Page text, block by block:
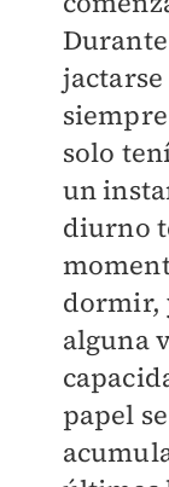
solo
un
diurno
dormir,
alguna
papel